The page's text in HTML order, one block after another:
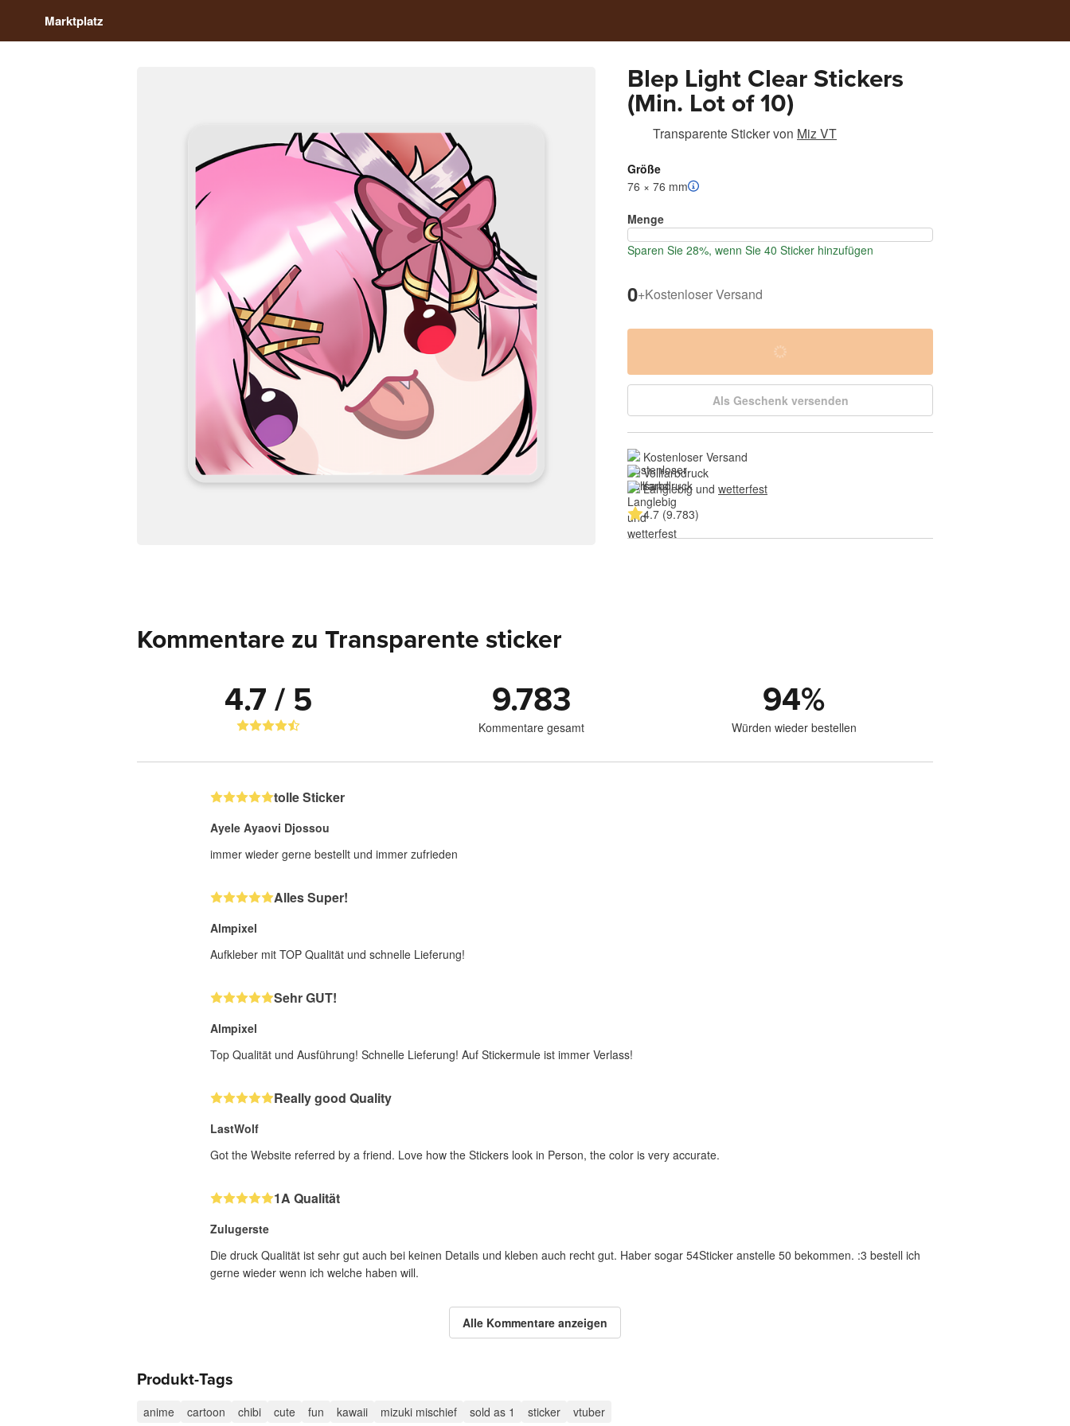
Marktplatz
Blep Light Clear Stickers
(Min. Lot of 10)
Transparente Stickervon Miz VT
Größe
76 × 76 mm
Menge
Sparen Sie 28%, wenn Sie 40 Sticker hinzufügen
0+Kostenloser Versand
Als Geschenk versenden
Kostenloser Versand
Vollfarbdruck
Langlebig und wetterfest
4.7 (9.783)
Kommentare zu Transparente sticker
4.7 / 5 9.783
Kommentare gesamt
94%
Würden wieder bestellen
tolle Sticker
Ayele Ayaovi Djossou
immer wieder gerne bestellt und immer zufrieden
Alles Super!
Almpixel
Aufkleber mit TOP Qualität und schnelle Lieferung!
Sehr GUT!
Almpixel
Top Qualität und Ausführung! Schnelle Lieferung! Auf Stickermule ist immer Verlass!
Really good Quality
LastWolf
Got the Website referred by a friend. Love how the Stickers look in Person, the color is very accurate.
1A Qualität
Zulugerste
Die druck Qualität ist sehr gut auch bei keinen Details und kleben auch recht gut. Haber sogar 54Sticker anstelle 50 bekommen. :3 bestell ich
gerne wieder wenn ich welche haben will.
Alle Kommentare anzeigen
Produkt-Tags
anime cartoon chibi cute fun kawaii mizuki mischief sold as 1 sticker vtuber